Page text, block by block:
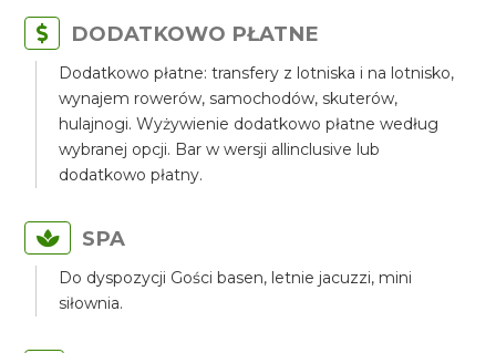
DODATKOWO PŁATNE
Dodatkowo płatne: transfery z lotniska i na lotnisko,
wynajem rowerów, samochodów, skuterów,
hulajnogi. Wyżywienie dodatkowo płatne według
wybranej opcji. Bar w wersji allinclusive lub
dodatkowo płatny.
SPA
Do dyspozycji Gości basen, letnie jacuzzi, mini
siłownia.